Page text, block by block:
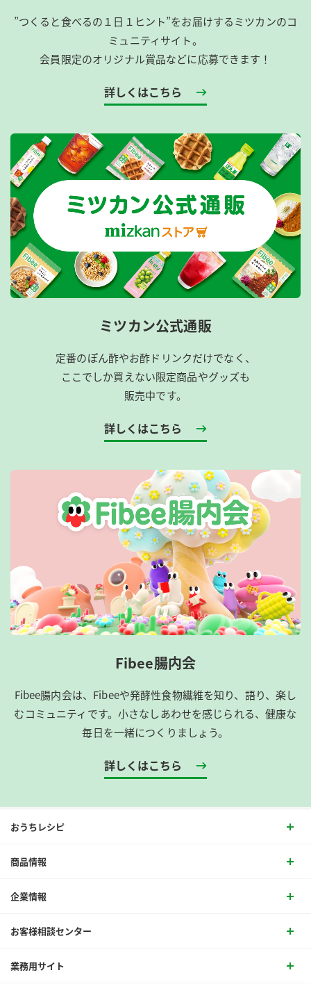
”つくると食べるの１日１ヒント”をお届けするミツカンのコ
ミュニティサイト。
会員限定のオリジナル賞品などに応募できます！
詳しくはこちら
ミツカン公式通販
定番のぽん酢やお酢ドリンクだけでなく、
ここでしか買えない限定商品やグッズも
販売中です。
詳しくはこちら
Fibee腸内会
Fibee腸内会は、​Fibeeや発酵性食物繊維を知り、語り、楽し
むコミュニティです。​小さなしあわせを感じられる、健康な
毎日を一緒につくりましょう。
詳しくはこちら
おうちレシピ
商品情報
企業情報
お客様相談センター
業務用サイト